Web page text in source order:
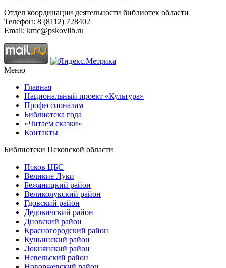
Отдел координации деятельности библиотек области
Телефон: 8 (8112) 728402
Email: kmc@pskovlib.ru
Меню
Главная
Национальный проект «Культура»
Профессионалам
Библиотека года
«Читаем сказки»
Контакты
Библиотеки Псковской области
Псков ЦБС
Великие Луки
Бежаницкий район
Великолукский район
Гдовский район
Дедовичский район
Дновский район
Красногородский район
Куньинский район
Локнянский район
Невельский район